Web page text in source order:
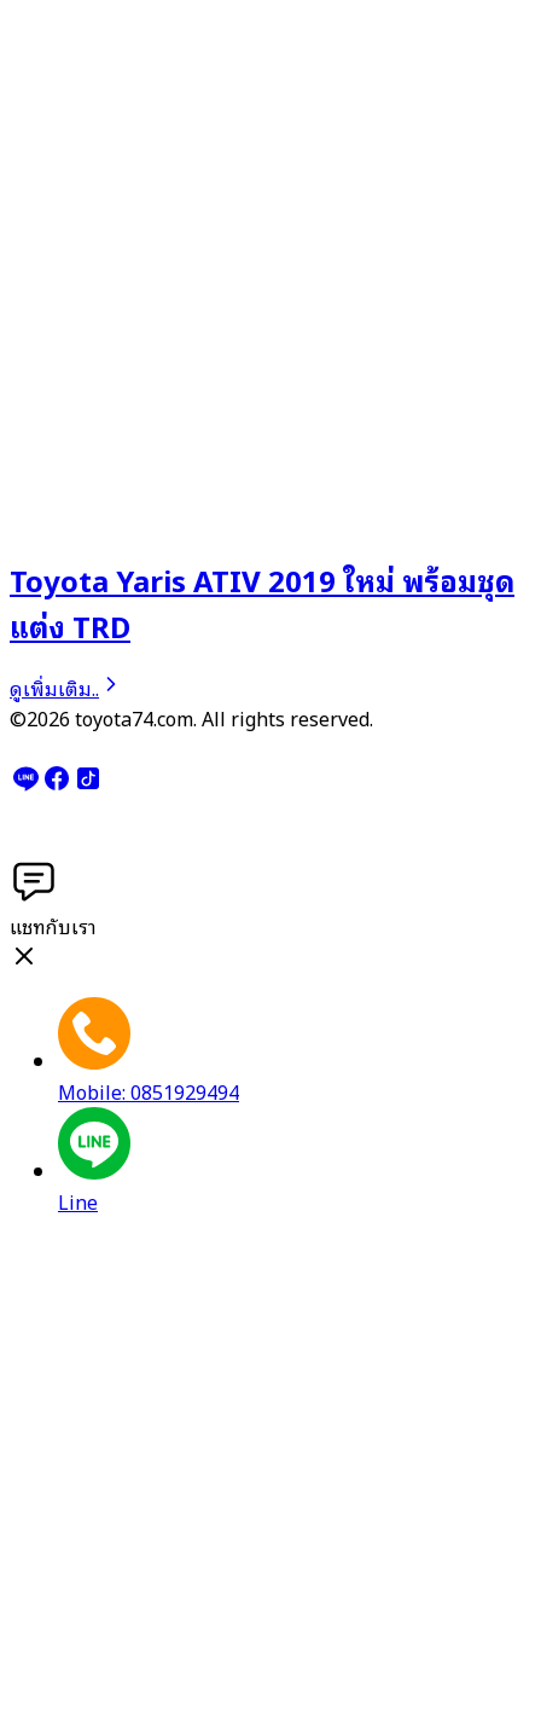
Toyota Yaris ATIV 2019 ใหม่ พร้อมชุด
แต่ง TRD
ดูเพิ่มเติม..
©2026 toyota74.com. All rights reserved.
แชทกับเรา
Mobile: 0851929494
Line